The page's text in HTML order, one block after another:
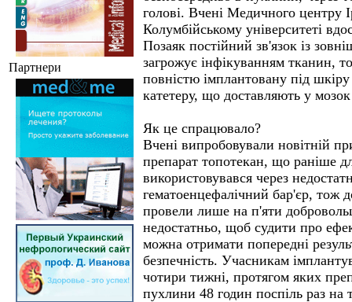
Партнери
голові. Вчені Медичного центру
Колумбійському університеті
Позаяк постійний зв'язок із
загрожує інфікуванням тканин,
повністю імплантовану під
катетеру, що доставляють у
Як це спрацювало?
Вчені випробовували новітній
препарат топотекан, що раніше
використовувався через
гематоенцефалічний бар'єр, тож
провели лише на п'яти
недостатньо, щоб судити про
можна отримати попередні
безпечність. Учасникам
чотири тижні, протягом яких
пухлини 48 годин поспіль раз на